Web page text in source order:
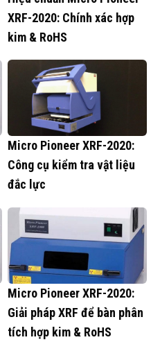
XRF-2020: Chính xác hợp
kim & RoHS
Micro Pioneer XRF-2020:
Công cụ kiểm tra vật liệu
đắc lực
Micro Pioneer XRF-2020:
Giải pháp XRF để bàn phân
tích hợp kim & RoHS